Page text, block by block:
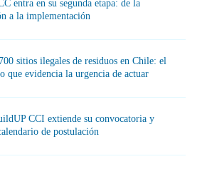
entra en su segunda etapa: de la
a la implementación
sitios ilegales de residuos en Chile: el
que evidencia la urgencia de actuar
CCI extiende su convocatoria y
de postulación